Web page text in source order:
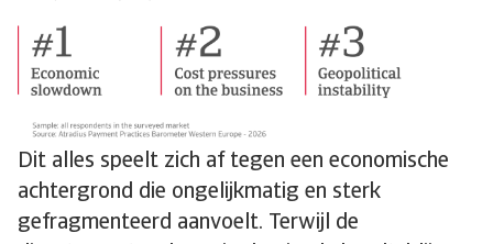
Dit alles speelt zich af tegen een economische
achtergrond die ongelijkmatig en sterk
gefragmenteerd aanvoelt. Terwijl de